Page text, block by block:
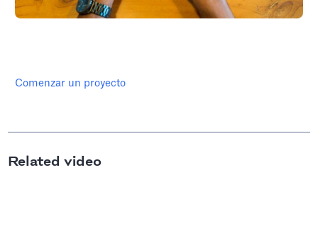
Comenzar un proyecto
Related video